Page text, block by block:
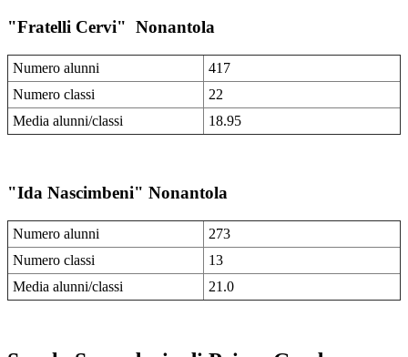
"Fratelli Cervi" Nonantola
Numero alunni
417
Numero classi
22
Media alunni/classi
18.95
"Ida Nascimbeni" Nonantola
Numero alunni
273
Numero classi
13
Media alunni/classi
21.0